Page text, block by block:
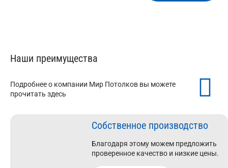
Наши преимущества
Подробнее о компании Мир Потолков вы можете
прочитать здесь
Собственное производство
Благодаря этому можем предложить
проверенное качество и низкие цены.